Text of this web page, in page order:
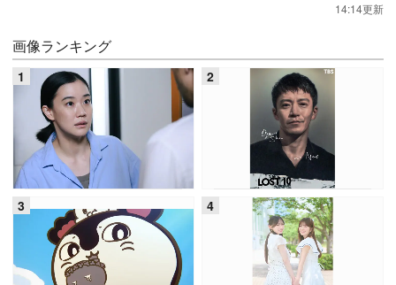
14:14更新
画像ランキング